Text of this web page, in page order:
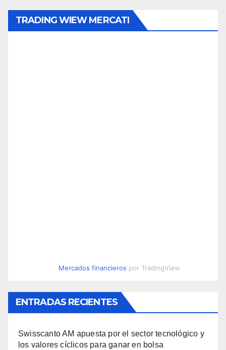
TRADING WIEW MERCATI
Mercados financieros por TradingView
ENTRADAS RECIENTES
Swisscanto AM apuesta por el sector tecnológico y
los valores cíclicos para ganar en bolsa